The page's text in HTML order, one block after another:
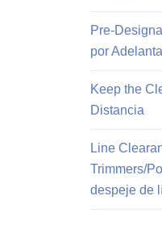
Pre-
por
Keep the
Distancia
Line
Trimmers/
despeje de